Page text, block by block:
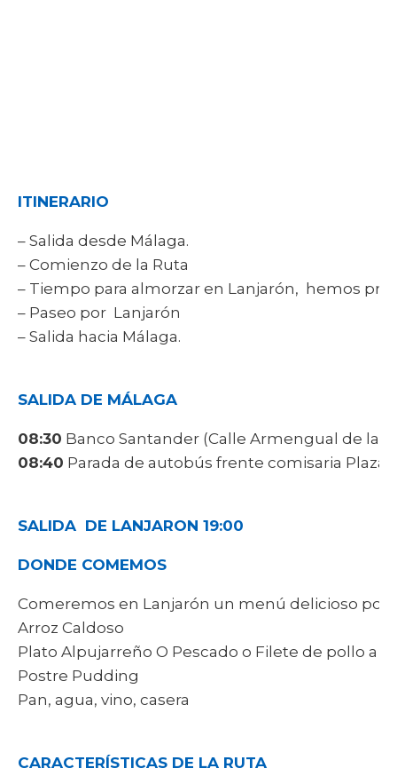
ITINERARIO
– Salida desde Málaga.
– Comienzo de la Ruta
– Tiempo para almorzar en Lanjarón, hemos
– Paseo por Lanjarón
– Salida hacia Málaga.
SALIDA DE MÁLAGA
08:30 Banco Santander (Calle Armengual de la
08:40 Parada de autobús frente comisaria Plaza
SALIDA DE LANJARON 19:00
DONDE COMEMOS
Comeremos en Lanjarón un menú delicioso
Arroz Caldoso
Plato Alpujarreño O Pescado o Filete de pollo a
Postre Pudding
Pan, agua, vino, casera
CARACTERÍSTICAS DE LA RUTA